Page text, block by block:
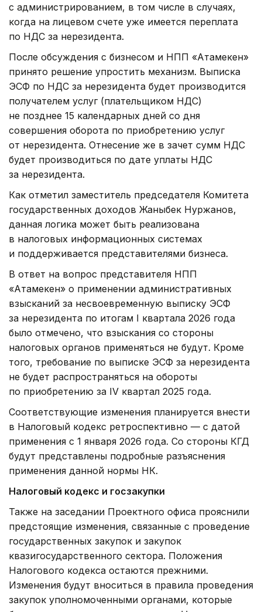
с администрированием, в том числе в случаях,
когда на лицевом счете уже имеется переплата
по НДС за нерезидента.
После обсуждения с бизнесом и НПП «Атамекен»
принято решение упростить механизм. Выписка
ЭСФ по НДС за нерезидента будет производится
получателем услуг (плательщиком НДС)
не позднее 15 календарных дней со дня
совершения оборота по приобретению услуг
от нерезидента. Отнесение же в зачет сумм НДС
будет производиться по дате уплаты НДС
за нерезидента.
Как отметил заместитель председателя Комитета
государственных доходов Жаныбек Нуржанов,
данная логика может быть реализована
в налоговых информационных системах
и поддерживается представителями бизнеса.
В ответ на вопрос представителя НПП
«Атамекен» о применении административных
взысканий за несвоевременную выписку ЭСФ
за нерезидента по итогам I квартала 2026 года
было отмечено, что взыскания со стороны
налоговых органов применяться не будут. Кроме
того, требование по выписке ЭСФ за нерезидента
не будет распространяться на обороты
по приобретению за IV квартал 2025 года.
Соответствующие изменения планируется внести
в Налоговый кодекс ретроспективно — с датой
применения с 1 января 2026 года. Со стороны КГД
будут представлены подробные разъяснения
применения данной нормы НК.
Налоговый кодекс и госзакупки
Также на заседании Проектного офиса прояснили
предстоящие изменения, связанные с проведение
государственных закупок и закупок
квазигосударственного сектора. Положения
Налогового кодекса остаются прежними.
Изменения будут вноситься в правила проведения
закупок уполномоченными органами, которые